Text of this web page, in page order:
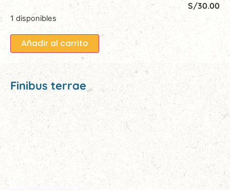
S/30.00
1 disponibles
Añadir al carrito
Finibus terrae